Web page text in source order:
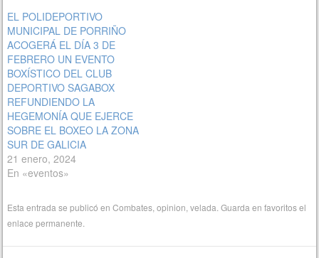
EL POLIDEPORTIVO
MUNICIPAL DE PORRIÑO
ACOGERÁ EL DÍA 3 DE
FEBRERO UN EVENTO
BOXÍSTICO DEL CLUB
DEPORTIVO SAGABOX
REFUNDIENDO LA
HEGEMONÍA QUE EJERCE
SOBRE EL BOXEO LA ZONA
SUR DE GALICIA
21 enero, 2024
En «eventos»
Esta entrada se publicó enCombates ,opinion ,velada . Guarda en favoritos el
enlace permanente